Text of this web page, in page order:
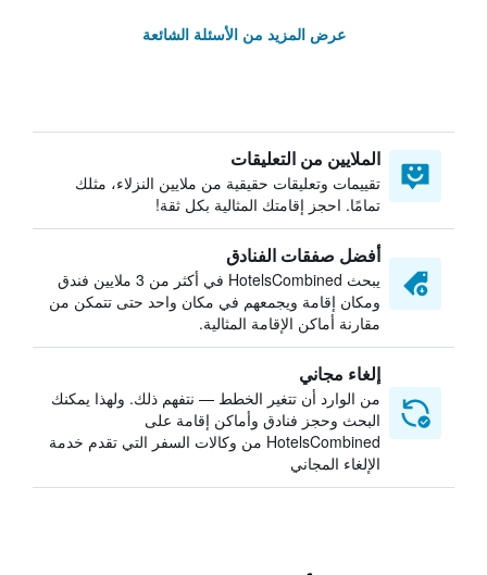
عرض المزيد من الأسئلة الشائعة
الملايين من التعليقات
تقييمات وتعليقات حقيقية من ملايين النزلاء، مثلك
تمامًا. احجز إقامتك المثالية بكل ثقة!
أفضل صفقات الفنادق
يبحث HotelsCombined في أكثر من 3 ملايين فندق
ومكان إقامة ويجمعهم في مكان واحد حتى تتمكن من
مقارنة أماكن الإقامة المثالية.
إلغاء مجاني
من الوارد أن تتغير الخطط — نتفهم ذلك. ولهذا يمكنك
البحث وحجز فنادق وأماكن إقامة على
HotelsCombined من وكالات السفر التي تقدم خدمة
الإلغاء المجاني